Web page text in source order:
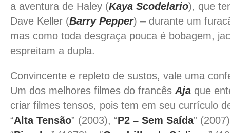
a aventura de Haley (Kaya Scodelario), que
Dave Keller (Barry Pepper) – durante um
mas como toda desgraça pouca é bobagem,
espreitam a dupla.
Convincente e repleto de sustos, vale uma
Um dos melhores filmes do francês Aja que
criar filmes tensos, pois tem em seu currículo
“Alta Tensão” (2003), “P2 – Sem Saída”